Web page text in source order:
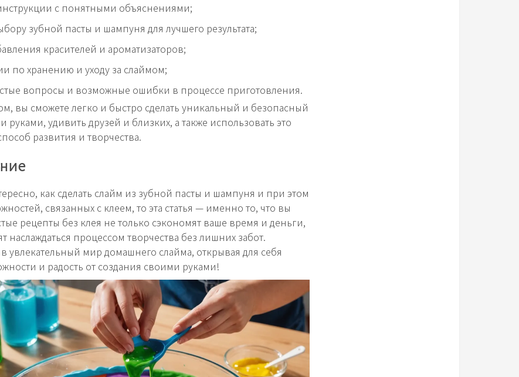
с понятными объяснениями;
зубной пасты и шампуня для лучшего результата;
красителей и ароматизаторов;
по хранению и уходу за слаймом;
вопросы и возможные ошибки в процессе приготовления.
вы сможете легко и быстро сделать уникальный и безопасный
руками, удивить друзей и близких, а также использовать это
развития и творчества.
как сделать слайм из зубной пасты и шампуня и при этом
связанных с клеем, то эта статья — именно то, что вы
рецепты без клея не только сэкономят ваше время и деньги,
наслаждаться процессом творчества без лишних забот.
в увлекательный мир домашнего слайма, открывая для себя
и радость от создания своими руками!